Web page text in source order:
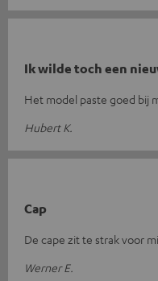
Ik wilde toch een
Het model paste goed bij
Hubert K.
Cap
De cape zit te strak voor
Werner E.